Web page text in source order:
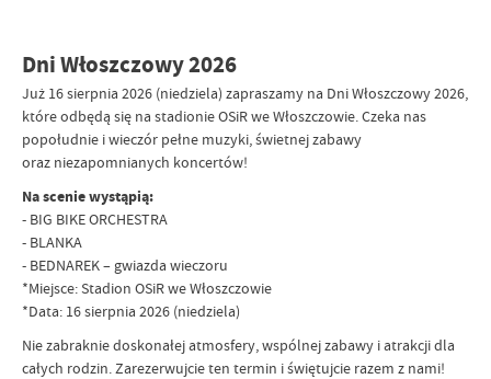
Dni Włoszczowy 2026
Już 16 sierpnia 2026 (niedziela) zapraszamy na Dni Włoszczowy 2026,
które odbędą się na stadionie OSiR we Włoszczowie. Czeka nas
popołudnie i wieczór pełne muzyki, świetnej zabawy
oraz niezapomnianych koncertów!
Na scenie wystąpią:
- BIG BIKE ORCHESTRA
- BLANKA
- BEDNAREK – gwiazda wieczoru
*Miejsce: Stadion OSiR we Włoszczowie
*Data: 16 sierpnia 2026 (niedziela)
Nie zabraknie doskonałej atmosfery, wspólnej zabawy i atrakcji dla
całych rodzin. Zarezerwujcie ten termin i świętujcie razem z nami!